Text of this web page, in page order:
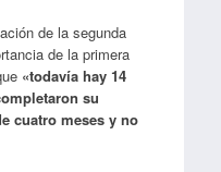
de la segunda
de la primera
«todavía hay 14
su
cuatro meses y no